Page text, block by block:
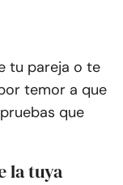
tu pareja o te
temor a que
que
la tuya